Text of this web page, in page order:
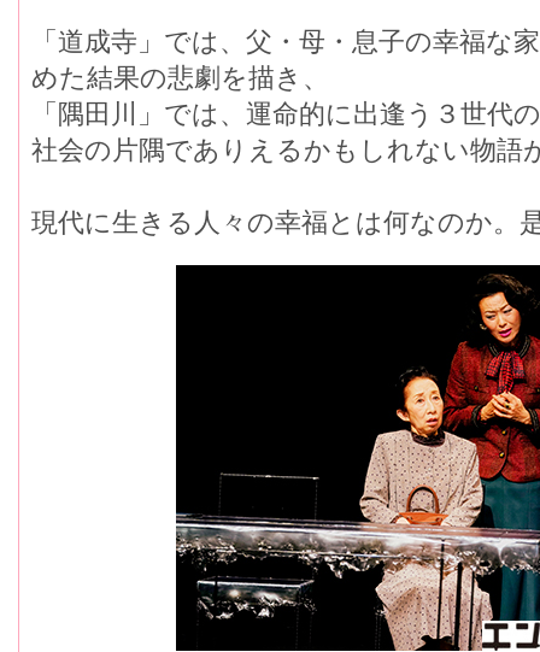
「道成寺」では、父・母・息子の幸福な
めた結果の悲劇を描き、
「隅田川」では、運命的に出逢う３世代
社会の片隅でありえるかもしれない物語
現代に生きる人々の幸福とは何なのか。